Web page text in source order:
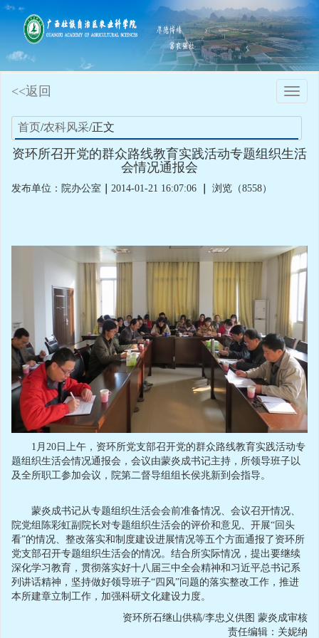
Toggle
<<返回
首页/农科风采/正文
资环所召开党的群众路线教育实践活动专题组织生活
会情况通报会
发布单位：院办公室 2014-01-21 16:07:06 浏览（8558）
1月20日上午，资环所党支部召开党的群众路线教育实践活动专
题组织生活会情况通报会，会议由蒙炎成书记主持，所领导班子以
及全所职工参加会议，院第二督导组组长侯兆新到会指导。
蒙炎成书记从专题组织生活会会前准备情况、会议召开情况、
院党组陈彩虹副院长对专题组织生活会的评价和意见、开展“回头
看”的情况、整改落实和制度建设进展情况等五个方面通报了资环所
党支部召开专题组织生活会的情况。结合所实际情况，提出要继续
深化学习教育，贯彻落实好十八届三中全会精神和习近平总书记系
列讲话精神，坚持做好领导班子“四风”问题的落实整改工作，推进
本所建章立制工作，加强科研文化建设力度。
资环所石继山供稿/李忠义供图 蒙炎成审核
责任编辑：关妮纳